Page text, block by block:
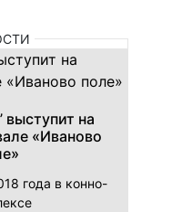
выступит на
«Иваново
года в конно-